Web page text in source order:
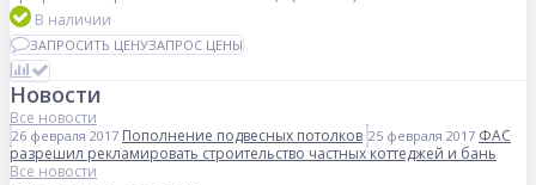
В наличии
ЗАПРОСИТЬ ЦЕНУЗАПРОС ЦЕНЫ
Новости
Все новости
26 февраля 2017 Пополнение подвесных потолков 25 февраля 2017 ФАС
разрешил рекламировать строительство частных коттеджей и бань
Все новости